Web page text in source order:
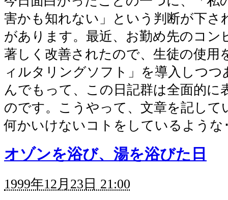
害かも知れない」という判断が下さ
があります。最近、お勤め先のコン
著しく改善されたので、生徒の使用
ィルタリングソフト」を導入しつ
んでもって、この日記群は全面的に
のです。こうやって、文章を記して
何かいけないコトをしているような
オゾンを浴び、湯を浴びた日
1999年12月23日 21:00